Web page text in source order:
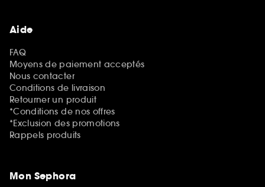
Aide
FAQ
Moyens de paiement acceptés
Nous contacter
Conditions de livraison
Retourner un produit
*Conditions de nos offres
*Exclusion des promotions
Rappels produits
Mon Sephora